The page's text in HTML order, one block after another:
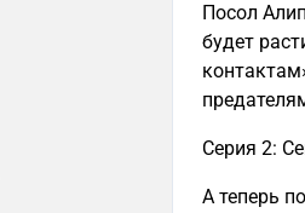
Посол
будет
Серия 2:
А теперь